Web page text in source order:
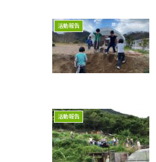
活動報告
活動報告